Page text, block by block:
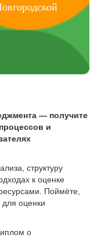
— получите
и
структуру
к оценке
Поймёте,
оценки
о